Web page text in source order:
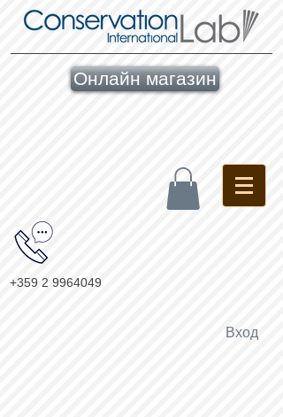
Онлайн магазин
+359 2 9964049
Вход